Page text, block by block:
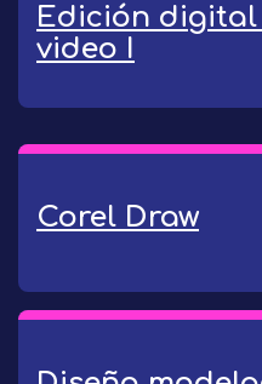
Edición
video I
Corel Draw